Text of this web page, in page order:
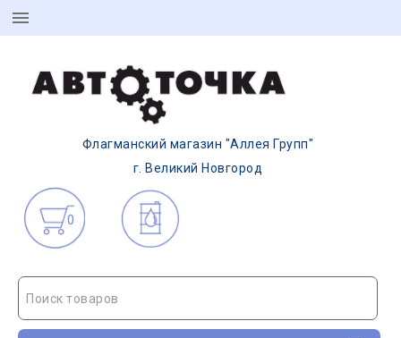
Флагманский магазин "Аллея Групп"
г. Великий Новгород
0
Поиск товаров